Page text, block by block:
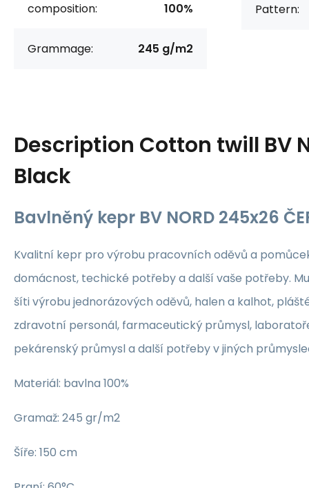
composition:
100%
Grammage: 245 g/m2
Pattern:
Description Cotton twill BV
Black
Bavlněný kepr BV NORD 245x26
Kvalitní kepr pro výrobu pracovních oděvů a
domácnost, techické potřeby a další vaše potřeby.
šíti výrobu jednorázových oděvů, halen a kalhot,
zdravotní personál, farmaceutický průmysl,
pekárenský průmysl a další potřeby v jiných
Materiál: bavlna 100%
Gramaž: 245 gr/m2
Šíře: 150 cm